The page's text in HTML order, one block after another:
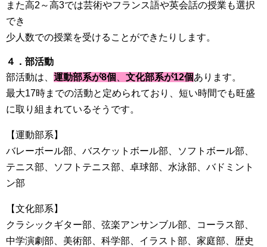
また高2～高3では芸術やフランス語や英会話の授業も選択
でき
少人数での授業を受けることができたりします。
４．部活動
部活動は、 運動部系が8個 、 文化部系が12個あります。
最大17時までの活動と定められており、短い時間でも旺盛
に取り組まれているそうです。
【運動部系】
バレーボール部、バスケットボール部、ソフトボール部、
テニス部、ソフトテニス部、卓球部、水泳部、バドミント
ン部
【文化部系】
クラシックギター部、弦楽アンサンブル部、コーラス部、
中学演劇部、美術部、科学部、イラスト部、家庭部、歴史